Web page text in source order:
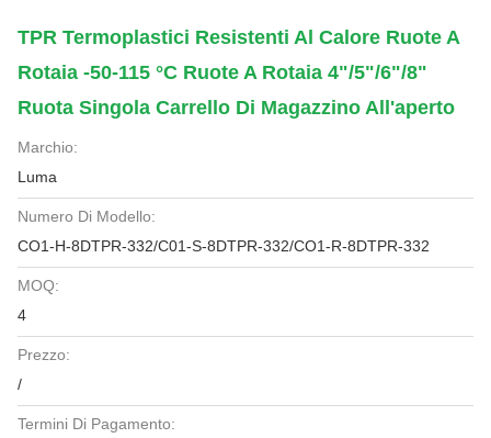
TPR Termoplastici Resistenti Al Calore Ruote A
Rotaia -50-115 °C Ruote A Rotaia 4"/5"/6"/8"
Ruota Singola Carrello Di Magazzino All'aperto
Marchio:
Luma
Numero Di Modello:
CO1-H-8DTPR-332/C01-S-8DTPR-332/CO1-R-8DTPR-332
MOQ:
4
Prezzo:
/
Termini Di Pagamento: